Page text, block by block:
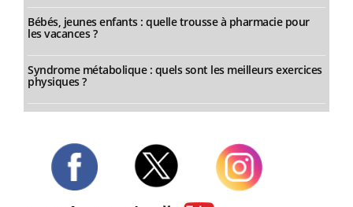
Bébés, jeunes enfants : quelle trousse à pharmacie pour
les vacances ?
Syndrome métabolique : quels sont les meilleurs exercices
physiques ?